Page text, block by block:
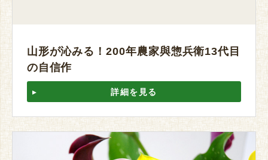
山形が沁みる！200年農家與惣兵衛13代目
の自信作
詳細を見る